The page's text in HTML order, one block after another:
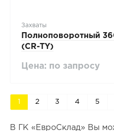
Захваты
Полноповоротный
(CR-TY)
Цена: по запросу
1 2 3 4 5
В ГК «ЕвроСклад» Вы